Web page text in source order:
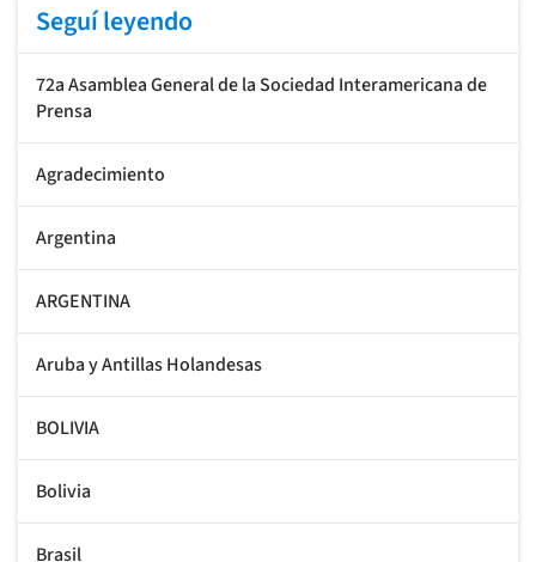
Seguí leyendo
72a Asamblea General de la Sociedad Interamericana de
Prensa
Agradecimiento
Argentina
ARGENTINA
Aruba y Antillas Holandesas
BOLIVIA
Bolivia
Brasil